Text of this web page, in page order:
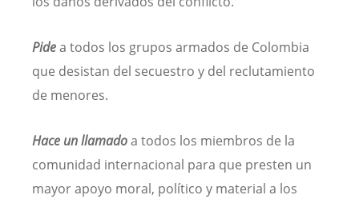
Pidea todos los grupos armados de Colombia
que desistan del secuestro y del reclutamiento
de menores.
Hace un llamadoa todos los miembros de la
comunidad internacional para que presten un
mayor apoyo moral, político y material a los